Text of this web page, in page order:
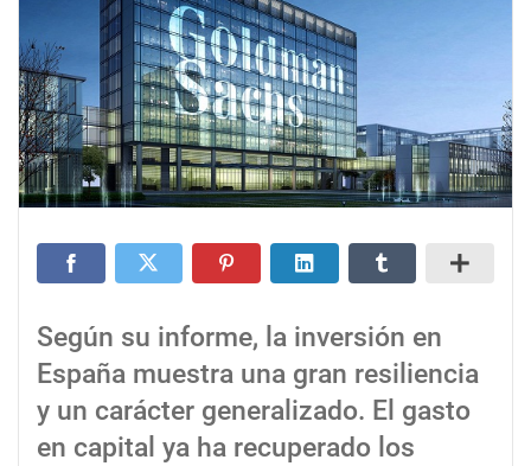
Según su informe, la inversión en
España muestra una gran resiliencia
y un carácter generalizado. El gasto
en capital ya ha recuperado los